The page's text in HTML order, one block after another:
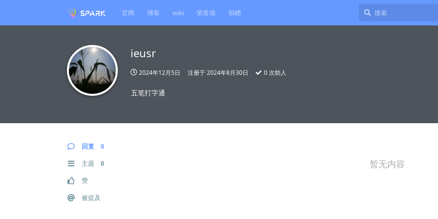
官网 博客 wiki 荣誉墙 捐赠
ieusr
2024年12月5日 注册于2024年8月30日 0 次助人
五笔打字通
回复 0
主题 0
赞
被提及
暂无内容